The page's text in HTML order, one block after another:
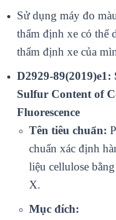
Sử dụng máy đo
thẩm định xe có thể
thẩm định xe của m
D2929-
Sulfur Content of
Fluorescence
Tên tiêu chuẩn:
chuẩn xác định
liệu cellulose
X.
Mục đích: